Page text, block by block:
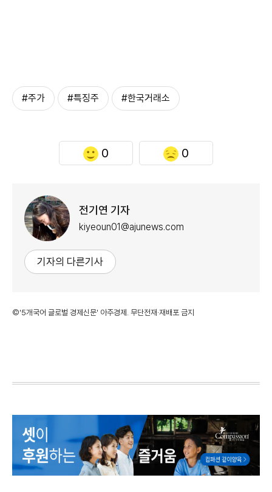
#주가 #특징주 #한국거래소
0 0
전기연 기자
kiyeoun01@ajunews.com
기자의 다른기사
©'5개국어 글로벌 경제신문' 아주경제. 무단전재·재배포 금지